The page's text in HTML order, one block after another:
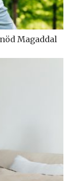
Magaddal